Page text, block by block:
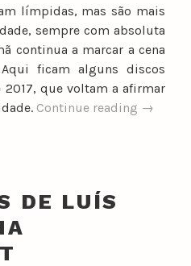
límpidas, mas são mais
sempre com absoluta
continua a marcar a cena
ficam alguns discos
que voltam a afirmar
Continue reading “ECM
→
DE LUÍS